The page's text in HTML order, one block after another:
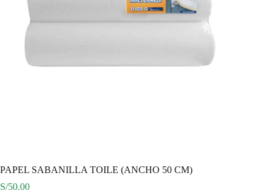
PAPEL SABANILLA TOILE (ANCHO 50 CM)
S/50.00